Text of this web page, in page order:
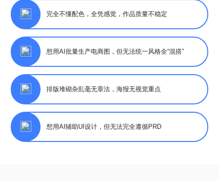
完全不懂配色，全凭感觉，作品质量不稳定
想用AI批量生产电商图，但无法统一风格全“混搭”
排版堆砌杂乱毫无章法，海报无视觉重点
想用AI辅助UI设计，但无法完全遵循PRD